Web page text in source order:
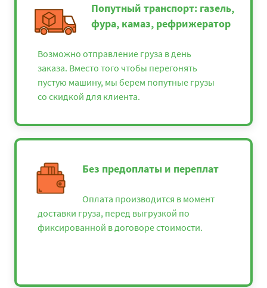
Попутный транспорт: газель,
фура, камаз, рефрижератор
Возможно отправление груза в день
заказа. Вместо того чтобы перегонять
пустую машину, мы берем попутные грузы
со скидкой для клиента.
Без предоплаты и переплат
Оплата производится в момент
доставки груза, перед выгрузкой по
фиксированной в договоре стоимости.